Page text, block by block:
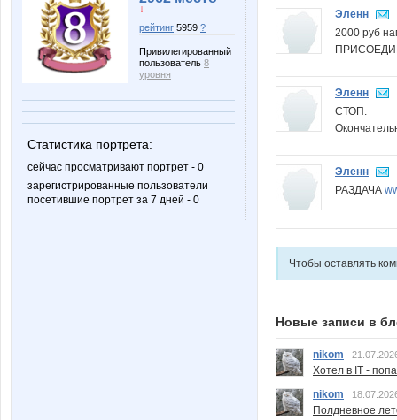
↓
рейтинг 5959 ?
Привилегированный
пользователь 8
уровня
Статистика портрета:
сейчас просматривают портрет - 0
зарегистрированные пользователи
посетившие портрет за 7 дней - 0
Эленн
2000 руб
Эленн
СТОП.
Эленн
РАЗДАЧА
Чтобы оставлять
Новые записи в
nikom
Хотел в IT -
nikom
Полдневное